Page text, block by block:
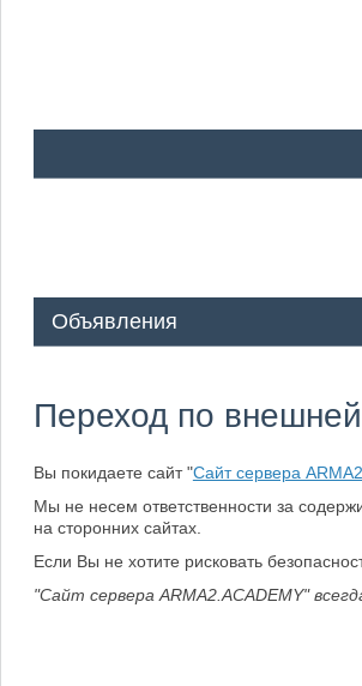
Объявления
Переход по
Вы покидаете сайт "Сайт сервера
Мы не несем ответственности за
на сторонних сайтах.
Если Вы не хотите рисковать
"Сайт сервера ARMA2.ACADEMY"